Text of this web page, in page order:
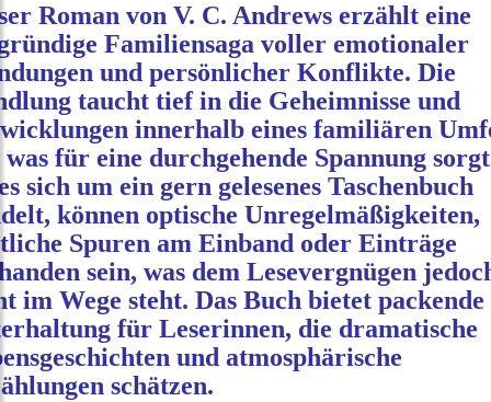
Roman von V. C. Andrews erzählt eine
Familiensaga voller emotionaler
und persönlicher Konflikte. Die
taucht tief in die Geheimnisse und
innerhalb eines familiären
was für eine durchgehende Spannung
sich um ein gern gelesenes Taschenbuch
können optische Unregelmäßigkeiten,
Spuren am Einband oder Einträge
sein, was dem Lesevergnügen
im Wege steht. Das Buch bietet packende
für Leserinnen, die dramatische
und atmosphärische
schätzen.